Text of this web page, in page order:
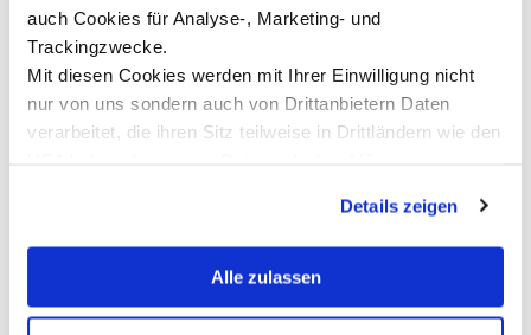
auch Cookies für Analyse-, Marketing- und
Trackingzwecke.
Mit diesen Cookies werden mit Ihrer Einwilligung nicht
nur von uns sondern auch von Drittanbietern Daten
verarbeitet, die ihren Sitz teilweise in Drittländern wie den
erklären Ihnen genau, was eine Datenübermittlung in die
USA bedeuten kann.
Details zeigen
Alle zulassen © Firma Handl Tyrol